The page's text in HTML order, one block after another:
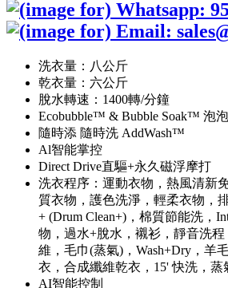
洗衣量：八公斤
乾衣量：六公斤
脫水轉速：1400轉/分鐘
Ecobubble™ & Bubble Soak™ 泡
隨時添 隨時洗 AddWash™
Al智能掌控
Direct Drive直驅+永久磁浮摩打
洗衣程序：運動衣物，熱風清新
質衣物，護色洗淨，輕柔衣物，
+ (Drum Clean+)，棉質節能洗，
物，過水+脫水，襯衫，靜音洗
維，毛巾(蒸氣)，Wash+Dry，羊
衣，合成纖維乾衣，15' 快洗，蒸
AI智能控制